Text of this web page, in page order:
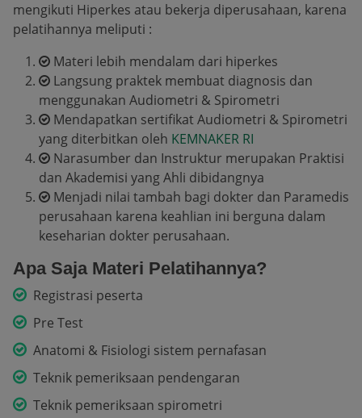
mengikuti Hiperkes atau bekerja diperusahaan, karena
pelatihannya meliputi :
Materi lebih mendalam dari hiperkes
Langsung praktek membuat diagnosis dan
menggunakan Audiometri & Spirometri
Mendapatkan sertifikat Audiometri & Spirometri
yang diterbitkan oleh KEMNAKER RI
Narasumber dan Instruktur merupakan Praktisi
dan Akademisi yang Ahli dibidangnya
Menjadi nilai tambah bagi dokter dan Paramedis
perusahaan karena keahlian ini berguna dalam
keseharian dokter perusahaan.
Apa Saja Materi Pelatihannya?
Registrasi peserta
Pre Test
Anatomi & Fisiologi sistem pernafasan
Teknik pemeriksaan pendengaran
Teknik pemeriksaan spirometri